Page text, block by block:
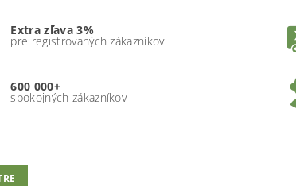
Extra zľava 3%
pre registrovaných zákazníkov
600 000+
spokojných zákazníkov